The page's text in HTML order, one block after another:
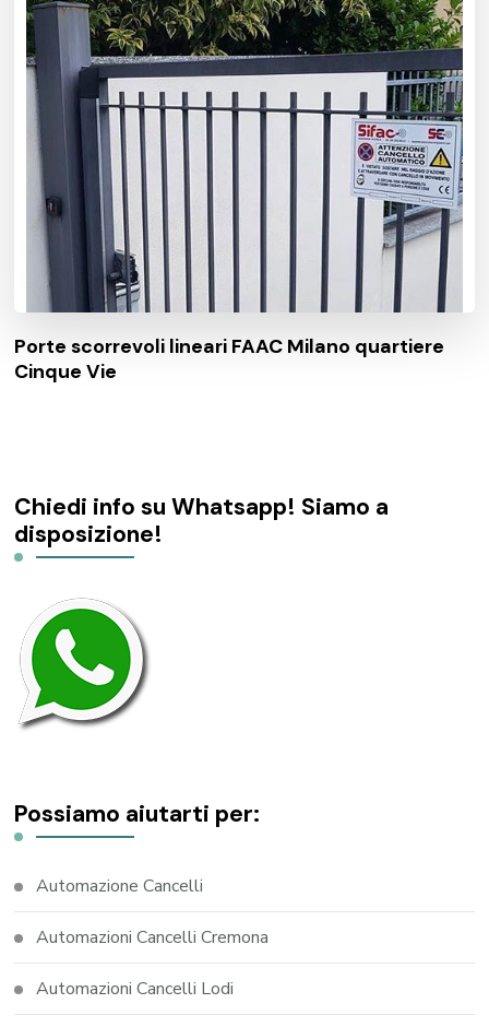
Porte scorrevoli lineari FAAC Milano quartiere
Cinque Vie
Chiedi info su Whatsapp! Siamo a
disposizione!
Possiamo aiutarti per:
Automazione Cancelli
Automazioni Cancelli Cremona
Automazioni Cancelli Lodi